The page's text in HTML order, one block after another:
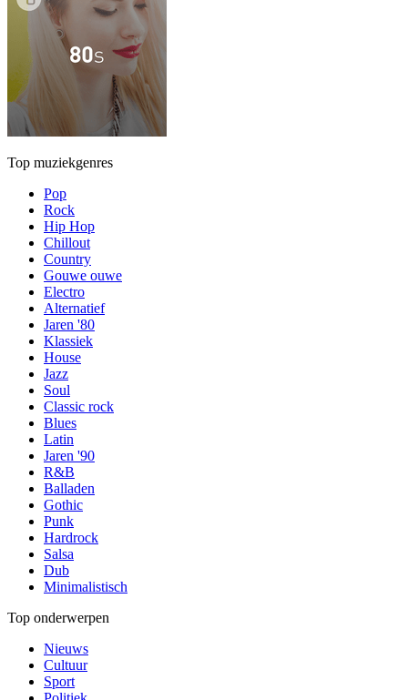
Top muziekgenres
Pop
Rock
Hip Hop
Chillout
Country
Gouwe ouwe
Electro
Alternatief
Jaren '80
Klassiek
House
Jazz
Soul
Classic rock
Blues
Latin
Jaren '90
R&B
Balladen
Gothic
Punk
Hardrock
Salsa
Dub
Minimalistisch
Top onderwerpen
Nieuws
Cultuur
Sport